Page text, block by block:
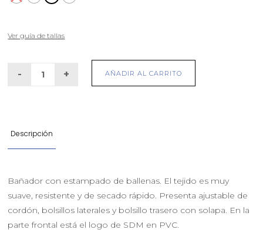
Ver guía de tallas
AÑADIR AL CARRITO
Descripción
Bañador con estampado de ballenas. El tejido es muy
suave, resistente y de secado rápido. Presenta ajustable de
cordón, bolsillos laterales y bolsillo trasero con solapa. En la
parte frontal está el logo de SDM en PVC.